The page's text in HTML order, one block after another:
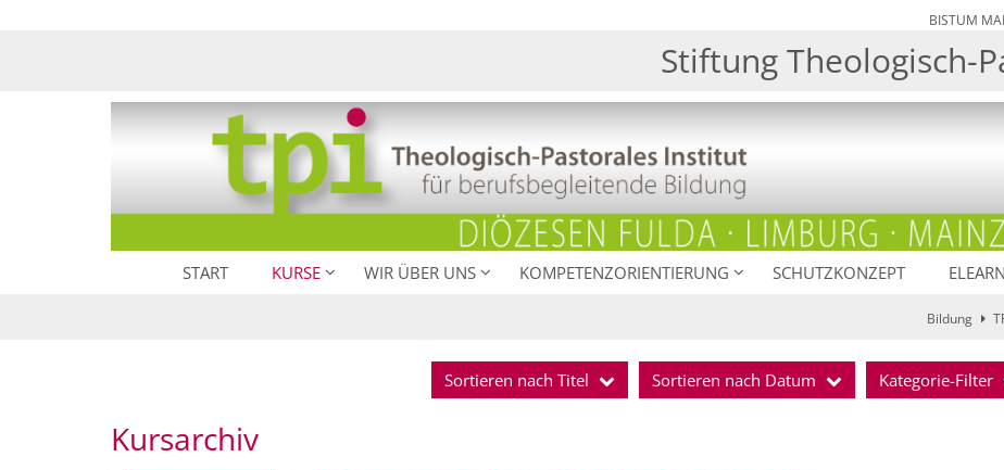
BISTUM
Stiftung Theologisch-
START KURSE WIR ÜBER UNS KOMPETENZORIENTIERUNG SCHUTZKONZEPT
Bildung
Sortieren nach Titel Sortieren nach Datum Kategorie-Filter
Kursarchiv